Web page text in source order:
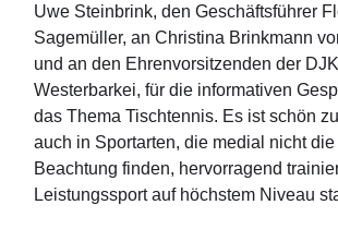
Uwe Steinbrink, den Geschäftsführer
Sagemüller, an Christina Brinkmann
und an den Ehrenvorsitzenden der
Westerbarkei, für die informativen
das Thema Tischtennis. Es ist schön
auch in Sportarten, die medial nicht
Beachtung finden, hervorragend
Leistungssport auf höchstem Niveau